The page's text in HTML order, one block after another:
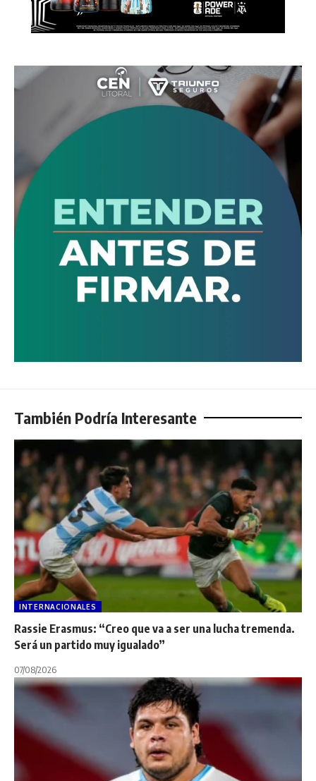
También Podría Interesante
INTERNACIONALES
Rassie Erasmus: “Creo que va a ser una lucha tremenda.
Será un partido muy igualado”
07/08/2026